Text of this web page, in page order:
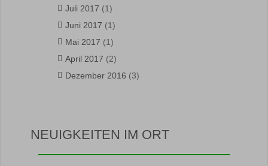
Juli 2017 (1)
Juni 2017 (1)
Mai 2017 (1)
April 2017 (2)
Dezember 2016 (3)
NEUIGKEITEN IM ORT